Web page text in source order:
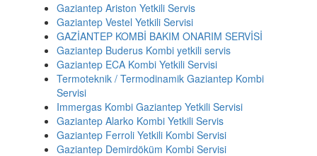
Gaziantep Ariston Yetkili Servis
Gaziantep Vestel Yetkili Servisi
GAZİANTEP KOMBİ BAKIM ONARIM SERVİSİ
Gaziantep Buderus Kombi yetkili servis
Gaziantep ECA Kombi Yetkili Servisi
Termoteknik / Termodinamik Gaziantep Kombi
Servisi
Immergas Kombi Gaziantep Yetkili Servisi
Gaziantep Alarko Kombi Yetkili Servis
Gaziantep Ferroli Yetkili Kombi Servisi
Gaziantep Demirdöküm Kombi Servisi